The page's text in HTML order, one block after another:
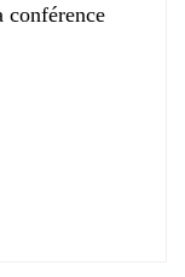
conférence